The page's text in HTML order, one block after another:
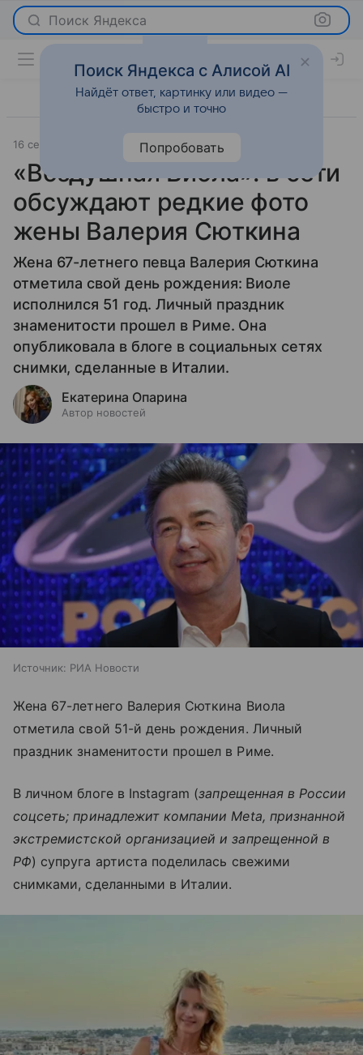
Поиск Яндекса
16 сентября 2025 Леди Mail Светская жизнь
«Воздушная Виола»: в сети
обсуждают редкие фото
жены Валерия Сюткина
Жена 67-летнего певца Валерия Сюткина
отметила свой день рождения: Виоле
исполнился 51 год. Личный праздник
знаменитости прошел в Риме. Она
опубликовала в блоге в социальных сетях
снимки, сделанные в Италии.
Екатерина Опарина
Автор новостей
Источник: РИА Новости
Жена 67-летнего Валерия Сюткина Виола
отметила свой 51-й день рождения. Личный
праздник знаменитости прошел в Риме.
В личном блоге в Instagram (запрещенная в России
соцсеть; принадлежит компании Meta, признанной
экстремистской организацией и запрещенной в
РФ) супруга артиста поделилась свежими
снимками, сделанными в Италии.
Поиск Яндекса с Алисой AI
Найдёт ответ, картинку или видео —
быстро и точно
Попробовать